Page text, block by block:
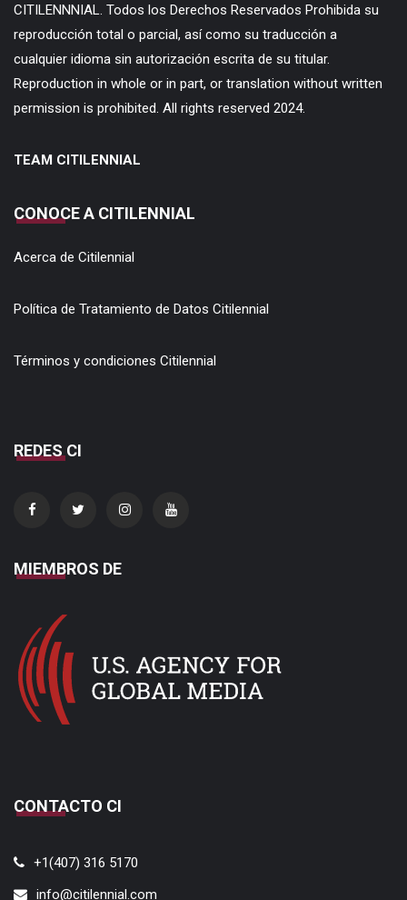
CITILENNNIAL. Todos los Derechos Reservados Prohibida su
reproducción total o parcial, así como su traducción a
cualquier idioma sin autorización escrita de su titular.
Reproduction in whole or in part, or translation without written
permission is prohibited. All rights reserved 2024.
TEAM CITILENNIAL
CONOCE A CITILENNIAL
Acerca de Citilennial
Política de Tratamiento de Datos Citilennial
Términos y condiciones Citilennial
REDES CI
MIEMBROS DE
CONTACTO CI
+1(407) 316 5170
info@citilennial.com